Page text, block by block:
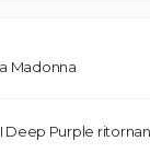
Madonna
I Deep Purple